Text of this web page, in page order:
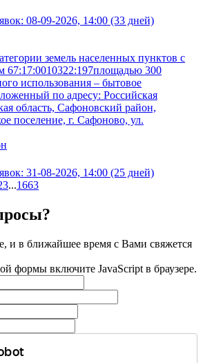
08-09-2026, 14:00 (33 дней)
земель населенных пунктов с
67:17:0010322:197площадью 300
использования – бытовое
по адресу: Российская
область, Сафоновский район,
поселение, г. Сафоново, ул.
31-08-2026, 14:00 (25 дней)
3...1663
и в ближайшее время с Вами свяжется
формы включите JavaScript в браузере.